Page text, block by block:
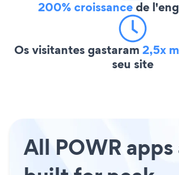
200% croissancede
Os visitantes gastaram2,5x
seu site
All POWR apps